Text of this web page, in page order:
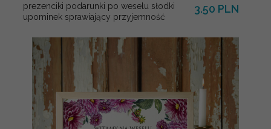
prezenciki podarunki po weselu słodki
upominek sprawiający przyjemność
3.50 PLN